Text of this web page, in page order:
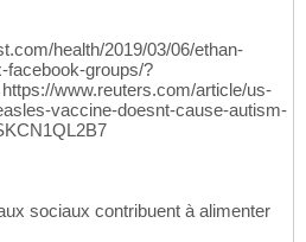
health/2019/03/06/ethan-
facebook-groups/?
www.reuters.com/article/us-
vaccine-doesnt-cause-autism-
sociaux contribuent à alimenter